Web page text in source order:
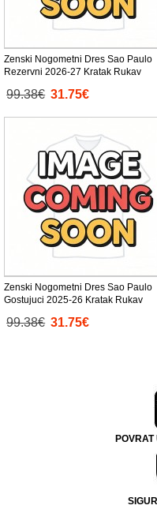
Zenski Nogometni Dres Sao Paulo
Rezervni 2026-27 Kratak Rukav
99.38€ 31.75€
Zenski Nogometni Dres Sao Paulo
Gostujuci 2025-26 Kratak Rukav
99.38€ 31.75€